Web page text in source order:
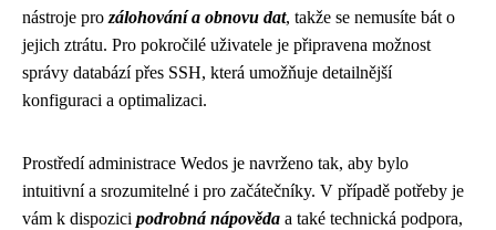
nástroje pro zálohování a obnovu dat, takže se nemusíte bát o
jejich ztrátu. Pro pokročilé uživatele je připravena možnost
správy databází přes SSH, která umožňuje detailnější
konfiguraci a optimalizaci.
Prostředí administrace Wedos je navrženo tak, aby bylo
intuitivní a srozumitelné i pro začátečníky. V případě potřeby je
vám k dispozici podrobná nápověda a také technická podpora,